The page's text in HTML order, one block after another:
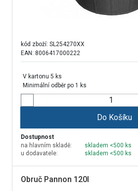
kód zboží: SL254270XX
EAN: 8006417000222
V kartonu 5 ks
Minimální odběr po 1 ks
Do Košíku
Dostupnost
na hlavním skladě:
skladem <500 ks
u dodavatele:
skladem <500 ks
Obruč Pannon 120l